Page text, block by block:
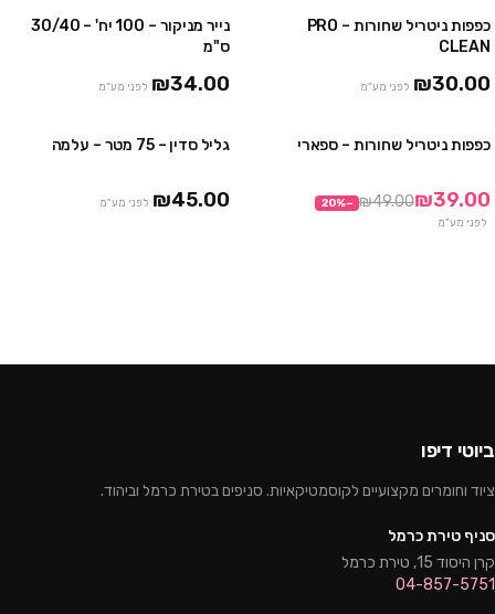
כפפות ניטריל שחורות – PRO
CLEAN
₪30.00 לפני מע"מ
נייר מניקור – 100 יח' – 30/40
ס"מ
₪34.00 לפני מע"מ
כפפות ניטריל שחורות – ספארי
₪39.00
₪49.00
−
20%
לפני מע"מ
גליל סדין – 75 מטר – עלמה
₪45.00 לפני מע"מ
ביוטי דיפו
ציוד וחומרים מקצועיים לקוסמטיקאיות. סניפים בטירת כרמל וביהוד.
סניף טירת כרמל
קרן היסוד 15, טירת כרמל
04-857-5751